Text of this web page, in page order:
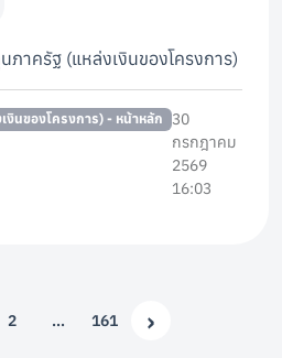
ภาครัฐ (แหล่งเงินของโครงการ)
งินของโครงการ) - หน้าหลัก 30
กรกฎาคม
2569
16:03
2 …More 161 ›
Next